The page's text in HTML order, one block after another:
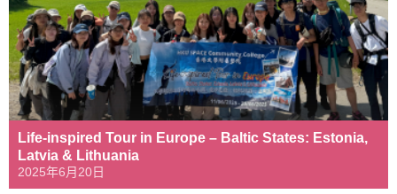
Life-inspired Tour in Europe – Baltic States: Estonia,
Latvia & Lithuania
2025年6月20日